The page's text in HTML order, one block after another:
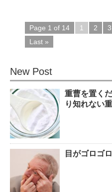
Page 1 of 14 1 2 3
Last »
New Post
重曹を置く
り知れない
目がゴロゴ